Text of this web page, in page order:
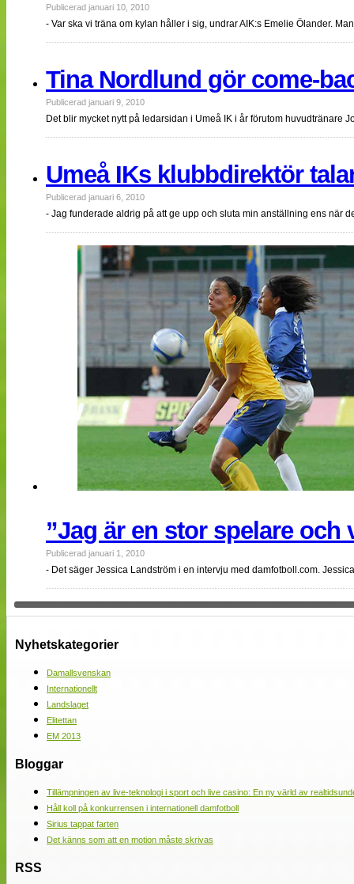
Publicerad januari 10, 2010
- Var ska vi träna om kylan håller i sig, undrar AIK:s Emelie Ölander.
Tina Nordlund gör come-
Publicerad januari 9, 2010
Det blir mycket nytt på ledarsidan i Umeå IK i år förutom
Umeå IKs klubbdirektör
Publicerad januari 6, 2010
- Jag funderade aldrig på att ge upp och sluta min anställning ens när
”Jag är en stor spelare och
Publicerad januari 1, 2010
- Det säger Jessica Landström i en intervju med damfotboll.com.
Nyhetskategorier
Damallsvenskan
Internationellt
Landslaget
Elitettan
EM 2013
Bloggar
Tillämpningen av live-teknologi i sport och live casino: En ny värld av
Håll koll på konkurrensen i internationell damfotboll
Sirius tappat farten
Det känns som att en motion måste skrivas
RSS